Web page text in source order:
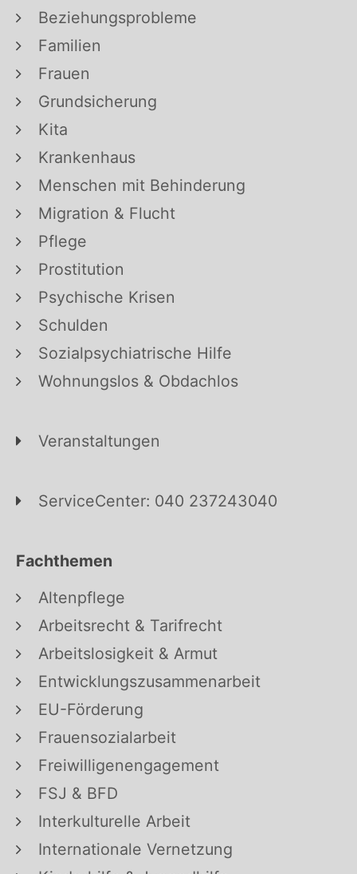
Beziehungsprobleme
Familien
Frauen
Grundsicherung
Kita
Krankenhaus
Menschen mit Behinderung
Migration & Flucht
Pflege
Prostitution
Psychische Krisen
Schulden
Sozialpsychiatrische Hilfe
Wohnungslos & Obdachlos
Veranstaltungen
ServiceCenter: 040 237243040
Fachthemen
Altenpflege
Arbeitsrecht & Tarifrecht
Arbeitslosigkeit & Armut
Entwicklungszusammenarbeit
EU-Förderung
Frauensozialarbeit
Freiwilligenengagement
FSJ & BFD
Interkulturelle Arbeit
Internationale Vernetzung